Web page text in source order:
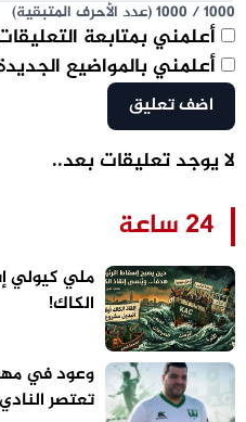
1000
/
1000(عدد الأحرف المتبقية)
أعلمني بمتابعة
أعلمني بالمواضيع
لا يوجد تعليقات بعد..
24 ساعة
ملي كيولي
الكاك!
وعود في
تعتصر